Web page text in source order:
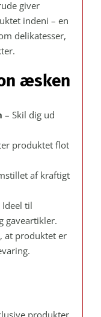
giver
indeni – en
delikatesser,
æsken
– Skil dig ud
produktet flot
af kraftigt
til
gaveartikler.
at produktet er
produkter